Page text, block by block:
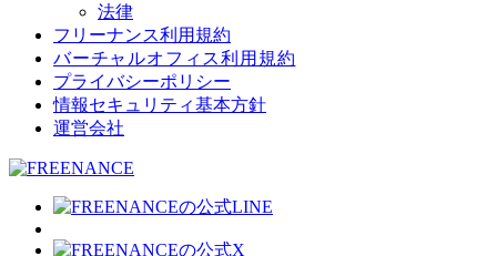
法律
フリーナンス利用規約
バーチャルオフィス利用規約
プライバシーポリシー
情報セキュリティ基本方針
運営会社